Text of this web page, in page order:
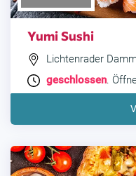
Yumi Sushi
Lichtenrader
geschlossen.